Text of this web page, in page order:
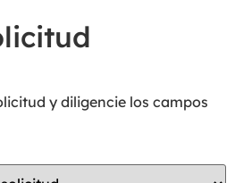
y diligencie los campos